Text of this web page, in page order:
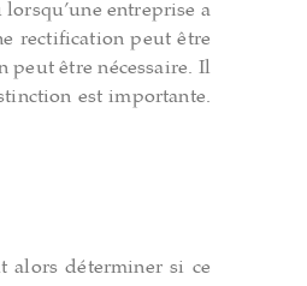
entreprise a
rectification peut être
peut être nécessaire. Il
est importante.
alors déterminer si ce